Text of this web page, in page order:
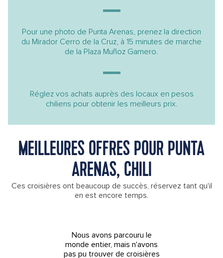
Pour une photo de Punta Arenas, prenez la direction
du Mirador Cerro de la Cruz, à 15 minutes de marche
de la Plaza Muñoz Gamero.
Réglez vos achats auprès des locaux en pesos
chiliens pour obtenir les meilleurs prix.
MEILLEURES OFFRES POUR PUNTA
ARENAS, CHILI
Ces croisières ont beaucoup de succès, réservez tant qu'il
en est encore temps.
Nous avons parcouru le
monde entier, mais n'avons
pas pu trouver de croisières